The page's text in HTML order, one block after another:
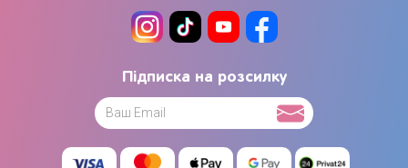
Підписка на розсилку